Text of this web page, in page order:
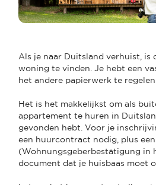
Als je naar Duitsland verhuist, is
woning te vinden. Je hebt een
het andere papierwerk te regelen.
Het is het makkelijkst om als
appartement te huren in
gevonden hebt. Voor je
een huurcontract nodig, plus
(Wohnungsgeberbestätigung in
document dat je huisbaas moet